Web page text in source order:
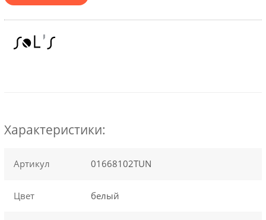
Характеристики:
Артикул 01668102TUN
Цвет белый